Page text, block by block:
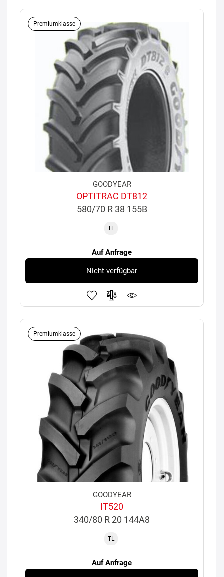
Premiumklasse
GOODYEAR
OPTITRAC DT812
580/70 R 38 155B
TL
Auf Anfrage
Nicht verfügbar
Premiumklasse
GOODYEAR
IT520
340/80 R 20 144A8
TL
Auf Anfrage